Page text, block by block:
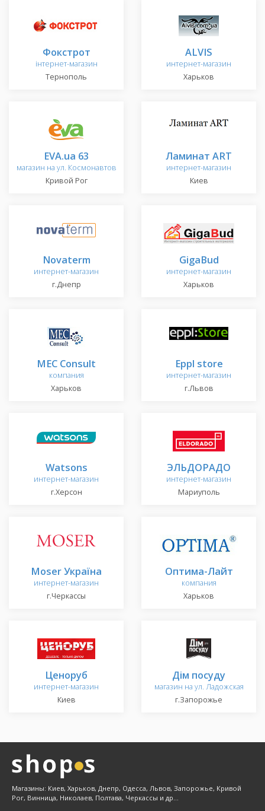
Фокстрот
інтернет-магазин
Тернополь
ALVIS
интернет-магазин
Харьков
EVA.ua 63
магазин на ул. Космонавтов
Кривой Рог
Ламинат ARТ
интернет-магазин
Киев
Novaterm
интернет-магазин
г.Днепр
GigaBud
интернет-магазин
Харьков
MEC Consult
компания
Харьков
Eppl store
интернет-магазин
г.Львов
Watsons
интернет-магазин
г.Херсон
ЭЛЬДОРАДО
интернет-магазин
Мариуполь
Moser Україна
интернет-магазин
г.Черкассы
Оптима-Лайт
компания
Харьков
Ценоруб
интернет-магазин
Киев
Дім посуду
магазин на ул. Ладожская
г.Запорожье
Магазины: Киев, Харьков, Днепр, Одесса, Львов, Запорожье, Кривой
Рог, Винница, Николаев, Полтава, Черкассы и др...